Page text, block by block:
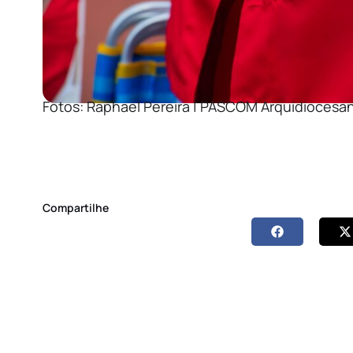
Fotos: Raphael Pereira | PASCOM
Compartilhe